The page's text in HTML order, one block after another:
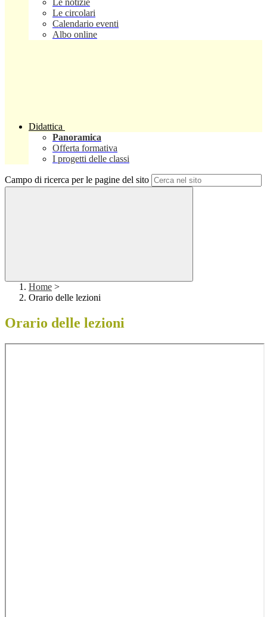
Le notizie
Le circolari
Calendario eventi
Albo online
Didattica
Panoramica
Offerta formativa
I progetti delle classi
Campo di ricerca per le pagine del sito
Home >
Orario delle lezioni
Orario delle lezioni